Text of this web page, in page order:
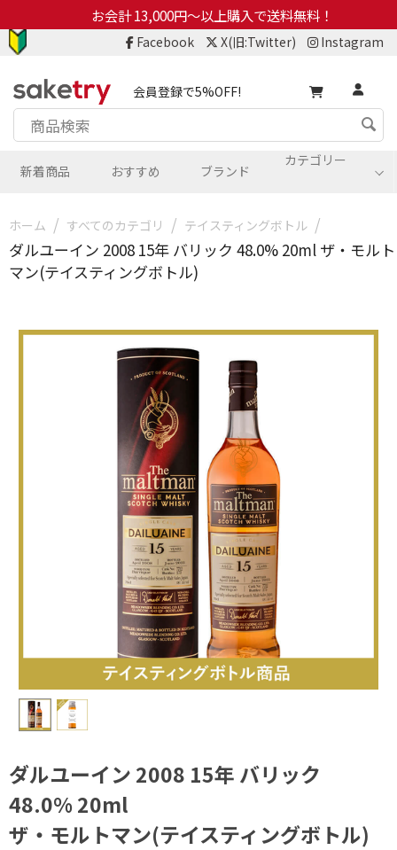
お会計 13,000円～以上購入で送料無料！
Facebook X(旧:Twitter) Instagram
会員登録で5%OFF!
カテゴリー
新着商品 おすすめ ブランド
ホーム / すべてのカテゴリ / テイスティングボトル /
ダルユーイン 2008 15年 バリック 48.0% 20ml ザ・モルト
マン(テイスティングボトル)
ダルユーイン 2008 15年 バリック
48.0% 20ml
ザ・モルトマン(テイスティングボトル)